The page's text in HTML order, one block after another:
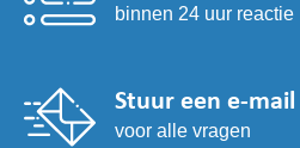
binnen 24 uur reactie
Stuur een e-mail
voor alle vragen